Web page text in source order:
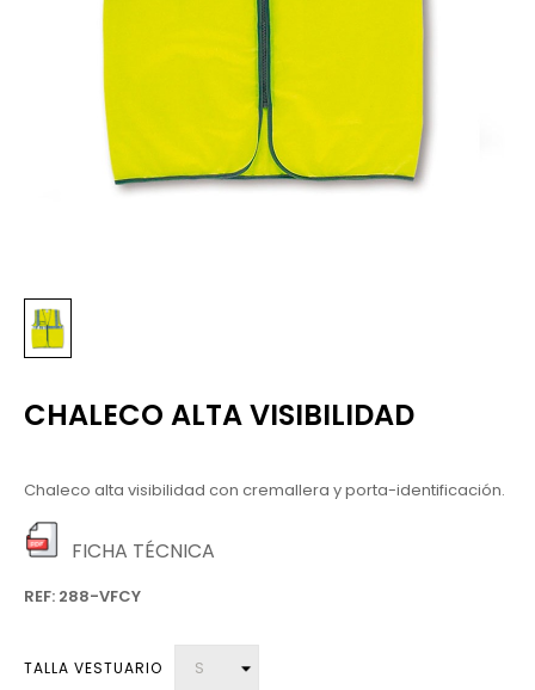
CHALECO ALTA VISIBILIDAD
Chaleco alta visibilidad con cremallera y porta-identificación.
FICHA TÉCNICA
REF: 288-VFCY
TALLA VESTUARIO